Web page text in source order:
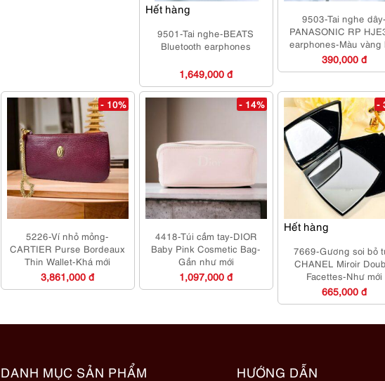
Hết hàng
9501-Tai nghe-BEATS
Bluetooth earphones
1,649,000 đ
9503-Tai nghe dây-
PANASONIC RP
earphones-Màu vàng
hoặc đỏ
390,000 đ
- 10%
5226-Ví nhỏ mỏng-
CARTIER Purse Bordeaux
Thin Wallet-Khá mới
3,861,000 đ
- 14%
4418-Túi cầm tay-DIOR
Baby Pink Cosmetic Bag-
Gần như mới
1,097,000 đ
Hết hàng
-
7669-Gương soi bỏ
CHANEL Miroir
Facettes-Như mới
665,000 đ
DANH MỤC SẢN PHẨM HƯỚNG DẪN